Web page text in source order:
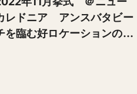
レドニア アンスバタビー
を臨む好ロケーションの爽